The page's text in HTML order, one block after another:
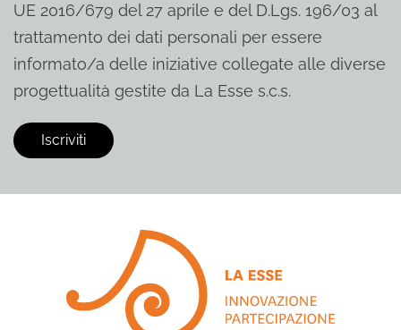
UE 2016/679 del 27 aprile e del D.Lgs. 196/03 al
trattamento dei dati personali per essere
informato/a delle iniziative collegate alle diverse
progettualità gestite da La Esse s.c.s.